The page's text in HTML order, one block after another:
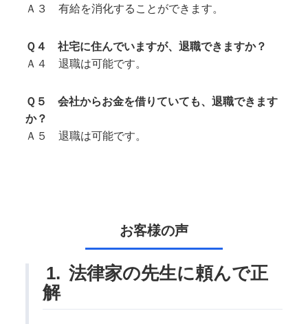
Ａ３ 有給を消化することができます。
Ｑ４ 社宅に住んでいますが、退職できますか？
Ａ４ 退職は可能です。
Ｑ５ 会社からお金を借りていても、退職できます
か？
Ａ５ 退職は可能です。
お客様の声
1. 法律家の先生に頼んで正
解